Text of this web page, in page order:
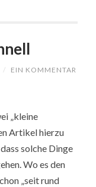
/ EIN KOMMENTAR
„kleine
Artikel hierzu
solche Dinge
Wo es den
„seit rund